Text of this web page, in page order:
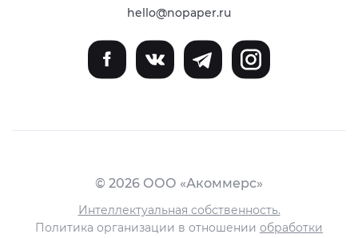
hello@nopaper.ru
© 2026 ООО «Акоммерс»
Интеллектуальная собственность.
Политика организации в отношении обработки